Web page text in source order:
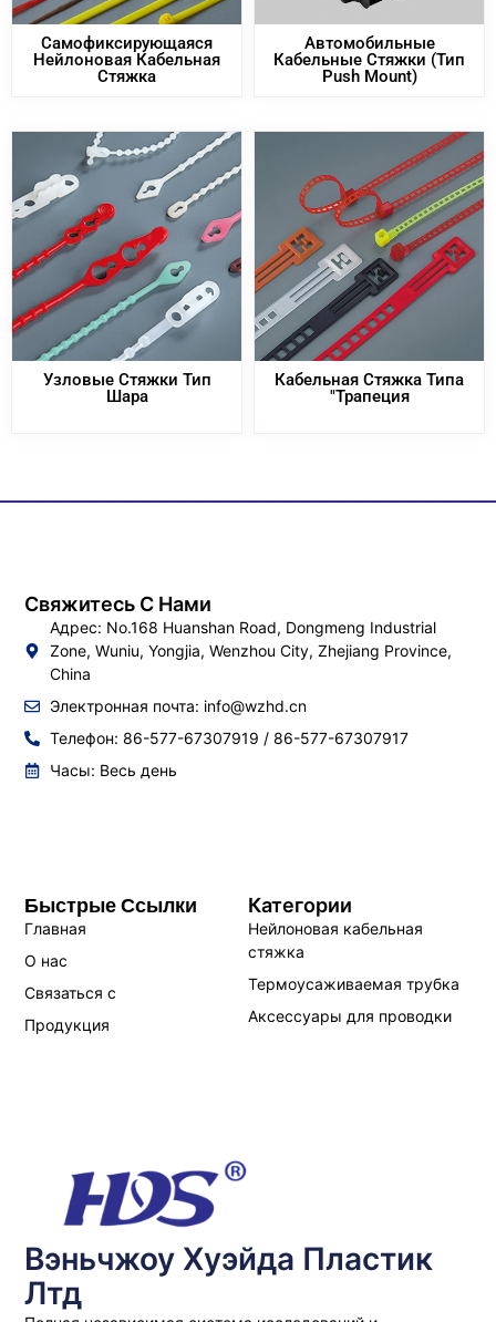
Самофиксирующаяся
Нейлоновая Кабельная
Стяжка
Автомобильные
Кабельные Стяжки (тип
Push Mount)
Узловые Стяжки Тип
Шара
Кабельная Стяжка Типа
"Трапеция
Вэньчжоу Хуэйда Пластик
Лтд
Категории
Нейлоновая кабельная
стяжка
Термоусаживаемая трубка
Аксессуары для проводки
Быстрые Ссылки
Главная
О нас
Связаться с
Продукция
Свяжитесь С Нами
Адрес: No.168 Huanshan Road, Dongmeng Industrial
Zone, Wuniu, Yongjia, Wenzhou City, Zhejiang Province,
China
Электронная почта: info@wzhd.cn
Телефон: 86-577-67307919 / 86-577-67307917
Часы: Весь день